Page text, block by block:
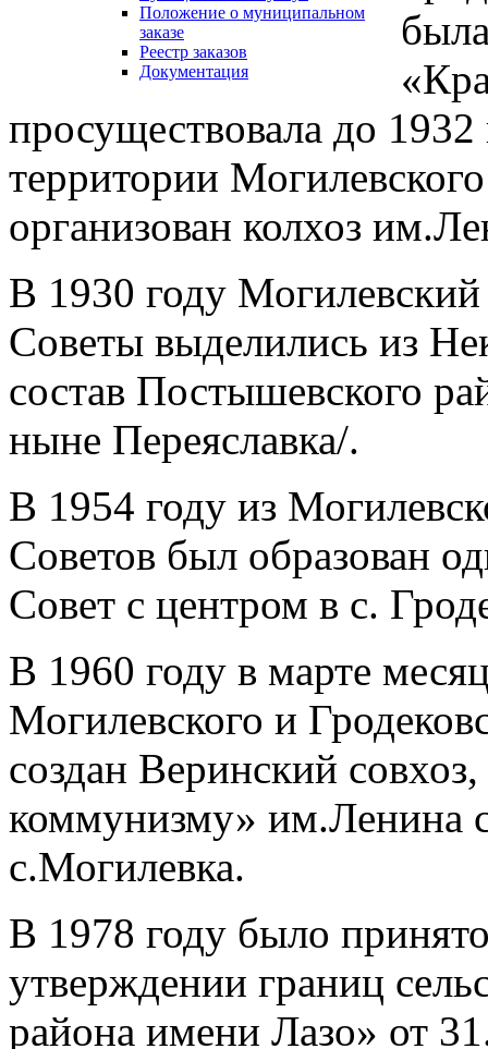
Положение о муниципальном
заказе
Реестр заказов
Документация
просуществовала до
территории
организован колхоз
В 1930 году Могилевский
Советы выделились из
состав Постышевского
ныне Переяславка/.
В 1954 году из
Советов был образован
Совет с центром в с.
В 1960 году в марте
Могилевского и
создан Веринский
коммунизму» им.Ленина
с.Могилевка.
В 1978 году было
утверждении границ
района имени Лазо» от